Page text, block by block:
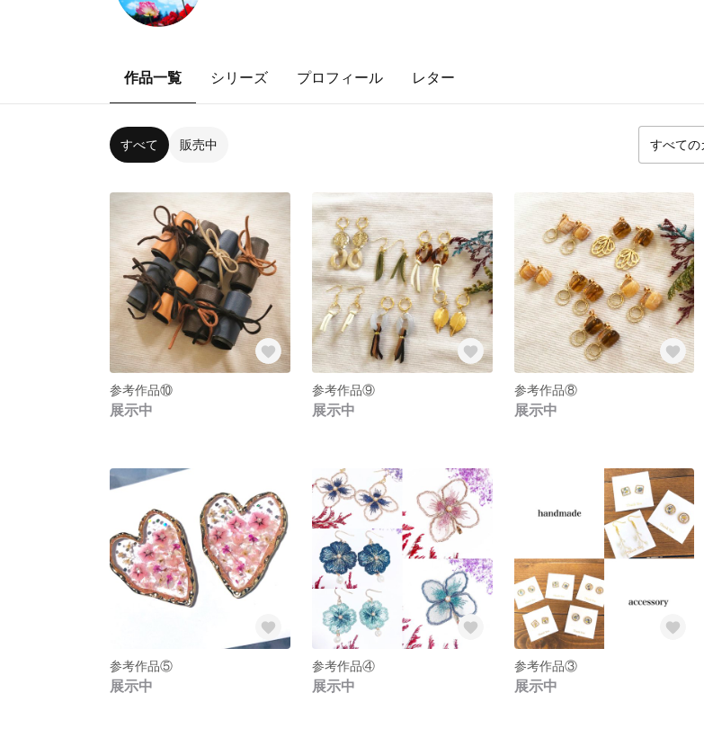
作品一覧 シリーズ プロフィール レター
すべて 販売中
参考作品⑩
展示中
参考作品⑨
展示中
参考作品⑧
展示中
参考作品⑤
展示中
参考作品④
展示中
参考作品③
展示中